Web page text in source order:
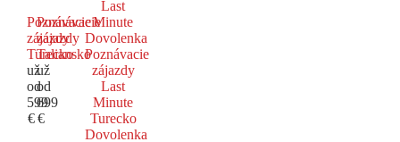
Poznávacie
zájazdy
Turecko
už
od
599
€
Poznávacie
zájazdy
Taliansko
už
od
699
€
Last
Minute
Dovolenka
Poznávacie
zájazdy
Last
Minute
Turecko
Dovolenka